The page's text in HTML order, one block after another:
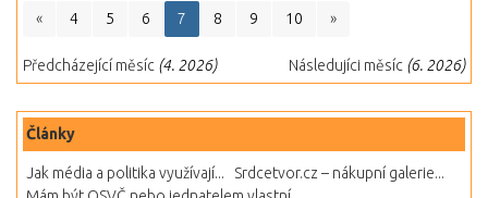
« 4 5 6 7 8 9 10 »
Předcházející měsíc (4. 2026) Následujíci měsíc (6. 2026)
Články
Jak média a politika využívají...
Srdcetvor.cz – nákupní galerie...